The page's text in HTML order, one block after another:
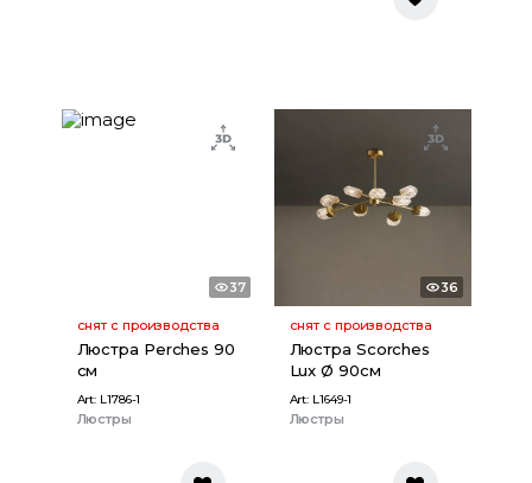
37
снят с производства
Люстра Perches 90
см
Art: L1786-1
Люстры
36
снят с производства
Люстра Scorches
Lux Ø 90см
Art: L1649-1
Люстры